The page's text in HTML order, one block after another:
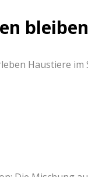
Haustiere